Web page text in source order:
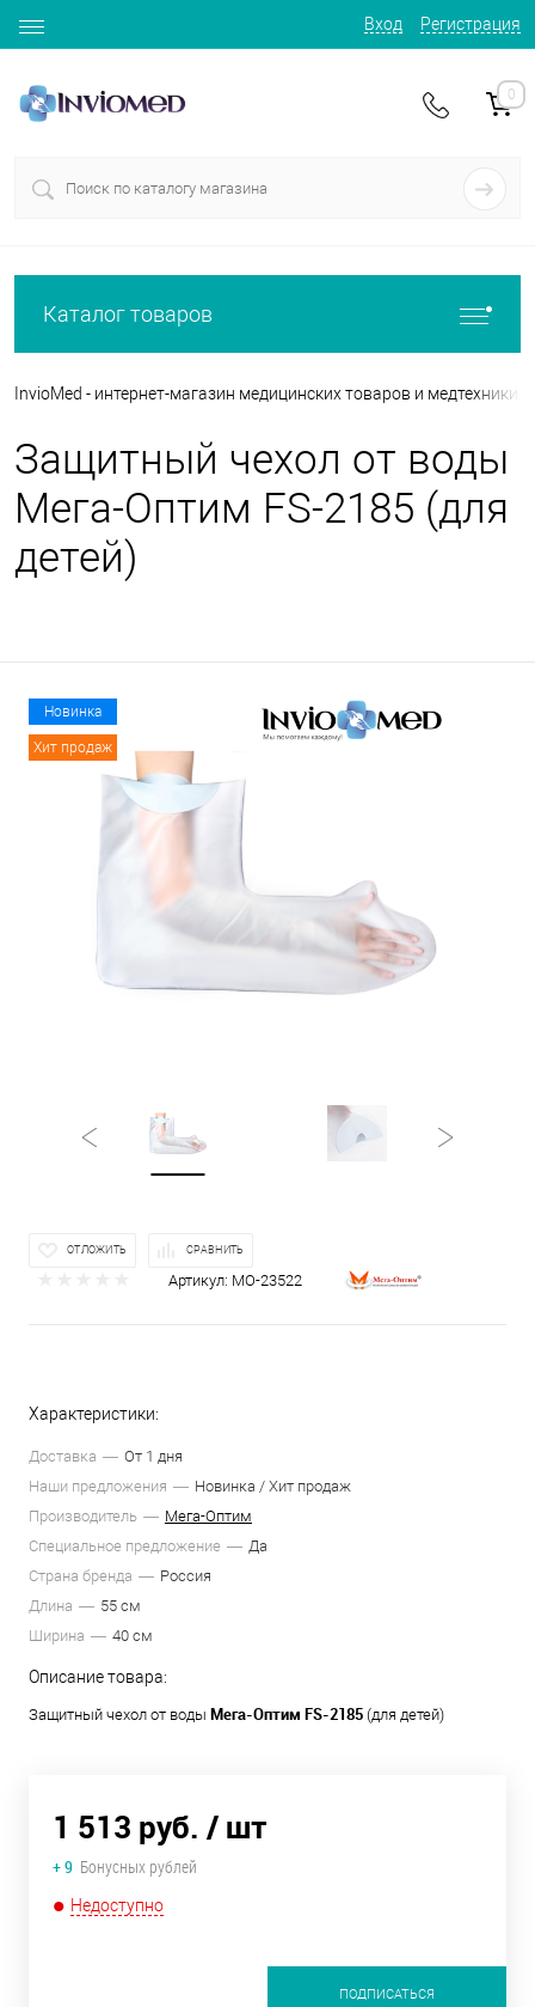
Вход Регистрация
0
Каталог товаров
InvioMed - интернет-магазин медицинских товаров и медтехники
Защитный чехол от воды
Мега-Оптим FS-2185 (для
детей)
Новинка
Хит продаж
ОТЛОЖИТЬ СРАВНИТЬ
Артикул: МО-23522
Характеристики:
Доставка
От 1 дня
Наши предложения
Новинка / Хит продаж
Производитель
Мега-Оптим
Специальное предложение
Да
Страна бренда
Россия
Длина
55 см
Ширина
40 см
Описание товара:
Защитный чехол от воды Мега-Оптим FS-2185 (для детей)
1 513 руб. / шт
+ 9 Бонусных рублей
Недоступно
ПОДПИСАТЬСЯ